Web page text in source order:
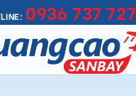
0936 737 727